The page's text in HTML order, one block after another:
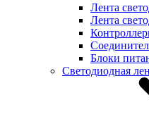
Лента
Лента
Блоки
Светодиодная